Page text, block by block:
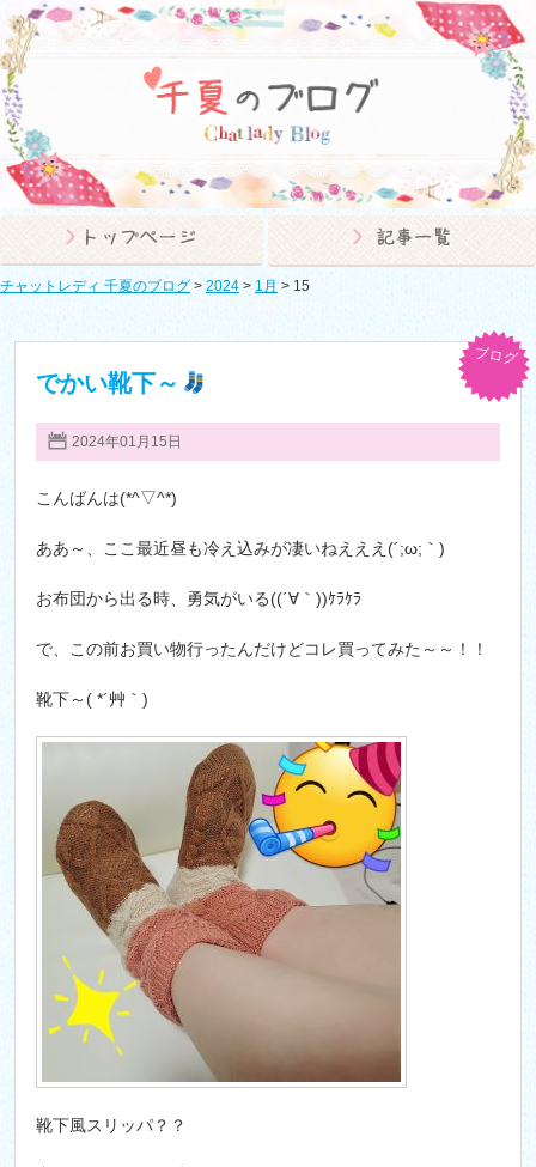
チャットレディ 千夏のブログ > 2024 > 1月 > 15
でかい靴下～
2024年01月15日
ブログ
こんばんは(*^▽^*)
ああ～、ここ最近昼も冷え込みが凄いねえええ(´;ω;｀)
お布団から出る時、勇気がいる((´∀｀))ｹﾗｹﾗ
で、この前お買い物行ったんだけどコレ買ってみた～～！！
靴下～( *´艸｀)
靴下風スリッパ？？